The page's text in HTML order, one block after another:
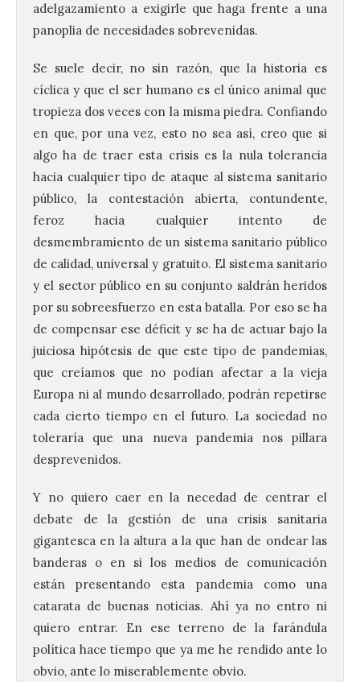
adelgazamiento a exigirle que haga frente a una
panoplia de necesidades sobrevenidas.
Se suele decir, no sin razón, que la historia es
cíclica y que el ser humano es el único animal que
tropieza dos veces con la misma piedra. Confiando
en que, por una vez, esto no sea así, creo que si
algo ha de traer esta crisis es la nula tolerancia
hacia cualquier tipo de ataque al sistema sanitario
público, la contestación abierta, contundente,
feroz hacia cualquier intento de
desmembramiento de un sistema sanitario público
de calidad, universal y gratuito. El sistema sanitario
y el sector público en su conjunto saldrán heridos
por su sobreesfuerzo en esta batalla. Por eso se ha
de compensar ese déficit y se ha de actuar bajo la
juiciosa hipótesis de que este tipo de pandemias,
que creíamos que no podían afectar a la vieja
Europa ni al mundo desarrollado, podrán repetirse
cada cierto tiempo en el futuro. La sociedad no
toleraría que una nueva pandemia nos pillara
desprevenidos.
Y no quiero caer en la necedad de centrar el
debate de la gestión de una crisis sanitaria
gigantesca en la altura a la que han de ondear las
banderas o en si los medios de comunicación
están presentando esta pandemia como una
catarata de buenas noticias. Ahí ya no entro ni
quiero entrar. En ese terreno de la farándula
política hace tiempo que ya me he rendido ante lo
obvio, ante lo miserablemente obvio.
El Ayuntamiento de La
Bañeza presenta el
Festival One More Time,
una cita con la música de
los 80 y 90 para el 16 de
agosto en la Plaza Mayor.
6 Ago 2026
Se celebrará el próximo
domingo 16 de agosto, a